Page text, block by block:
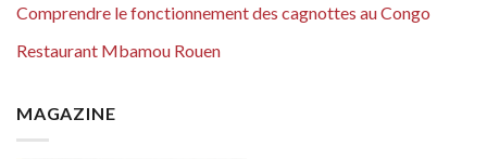
Comprendre le fonctionnement des cagnottes au Congo
Restaurant Mbamou Rouen
MAGAZINE